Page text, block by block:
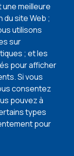
meilleure
du site Web ;
utilisons
sur
; et les
pour afficher
Si vous
consentez
pouvez à
types
pour